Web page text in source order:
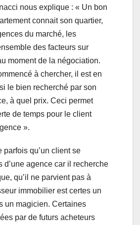
nous explique : « Un bon
connait son quartier,
du marché, les
des facteurs sur
moment de la négociation.
à chercher, il est en
le bien recherché par son
à quel prix. Ceci permet
de temps pour le client
».
parfois qu’un client se
d’une agence car il recherche
qu’il ne parvient pas à
immobilier est certes un
un magicien. Certaines
par de futurs acheteurs